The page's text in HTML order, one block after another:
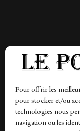
Pour offrir les
pour stocker et/ou
technologies nous
navigation ou les
News